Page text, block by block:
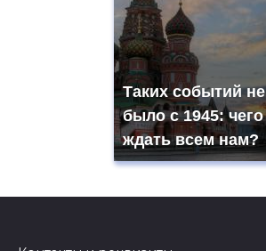
Таких событий не
было с 1945: чего
ждать всем нам?